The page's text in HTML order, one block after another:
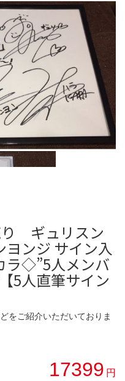
ギュリスン
ンジ サイン入
ラ◇”5人メンバ
5人直筆サイン
をご紹介いただいておりま
17399 円